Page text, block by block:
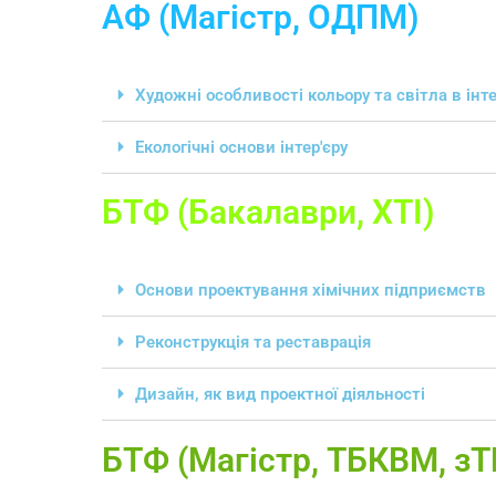
АФ (Магістр, ОДПМ)
Художні особливості кольору та світла в
Екологічні основи інтер'єру
БТФ (Бакалаври, ХТІ)
Основи проектування хімічних підприємств
Реконструкція та реставрація
Дизайн, як вид проектної діяльності
БТФ (Магістр, ТБКВМ,